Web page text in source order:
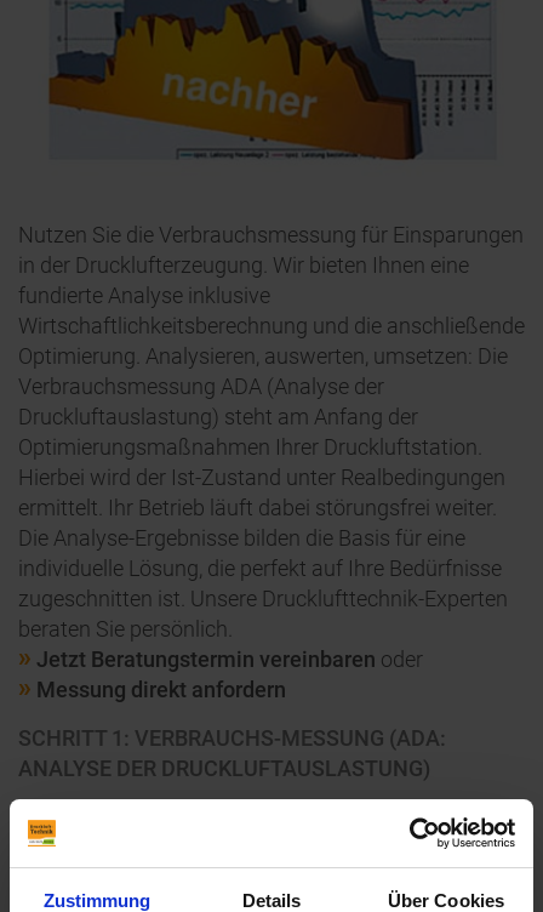
Zustimmung Details Über Cookies
Nutzen Sie die Verbrauchsmessung für Einsparungen
in der Drucklufterzeugung. Wir bieten Ihnen eine
fundierte Analyse inklusive
Wirtschaftlichkeitsberechnung und die anschließende
Optimierung. Analysieren, auswerten, umsetzen: Die
Verbrauchsmessung ADA (Analyse der
Druckluftauslastung) steht am Anfang der
Optimierungsmaßnahmen Ihrer Druckluftstation.
Hierbei wird der Ist-Zustand unter Realbedingungen
ermittelt. Ihr Betrieb läuft dabei störungsfrei weiter.
Die Analyse-Ergebnisse bilden die Basis für eine
individuelle Lösung, die perfekt auf Ihre Bedürfnisse
zugeschnitten ist. Unsere Drucklufttechnik-Experten
beraten Sie persönlich.
Jetzt Beratungstermin vereinbaren oder
Messung direkt anfordern
SCHRITT 1: VERBRAUCHS-MESSUNG (ADA:
ANALYSE DER DRUCKLUFTAUSLASTUNG)
Den tatsächlichen Druckluftverbrauch ermitteln
(einzelner Kompressor oder ganze Anlage)
Für frequenzgeregelte oder starre Kompressoren